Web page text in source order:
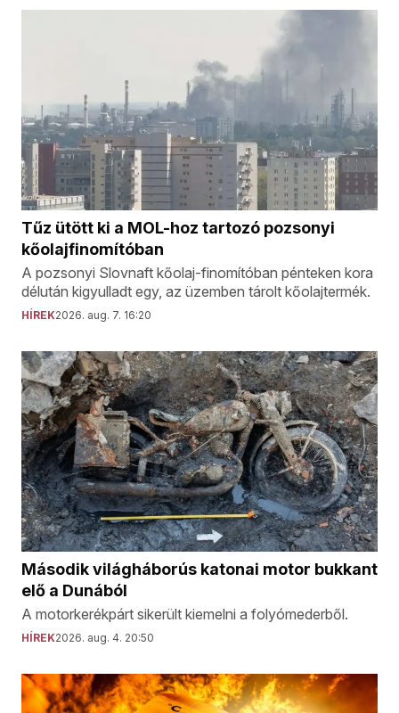
Tűz ütött ki a MOL-hoz tartozó pozsonyi
kőolajfinomítóban
A pozsonyi Slovnaft kőolaj-finomítóban pénteken kora
délután kigyulladt egy, az üzemben tárolt kőolajtermék.
HÍREK2026. aug. 7. 16:20
Második világháborús katonai motor bukkant
elő a Dunából
A motorkerékpárt sikerült kiemelni a folyómederből.
HÍREK2026. aug. 4. 20:50